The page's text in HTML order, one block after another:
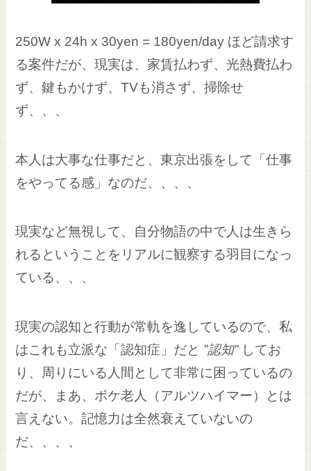
250W x 24h x 30yen = 180yen/day ほど請求す
る案件だが、現実は、家賃払わず、光熱費払わ
ず、鍵もかけず、TVも消さず、掃除せ
ず、、、
本人は大事な仕事だと、東京出張をして「仕事
をやってる感」なのだ、、、、
現実など無視して、自分物語の中で人は生きら
れるということをリアルに観察する羽目になっ
ている、、、
現実の認知と行動が常軌を逸しているので、私
はこれも立派な「認知症」だと ”認知”してお
り、周りにいる人間として非常に困っているの
だが、まあ、ボケ老人（アルツハイマー）とは
言えない。記憶力は全然衰えていないの
だ、、、、